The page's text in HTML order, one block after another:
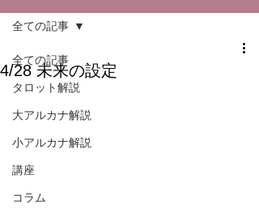
全ての記事
タロット解説
大アルカナ解説
小アルカナ解説
講座
コラム
全ての記事
4/28 未来の設定